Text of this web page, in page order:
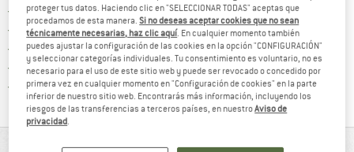
Porte pagado a partir de 69 € (ES)¡encuentre más
Derecho de devolución de 100 díasvaya a la política de
> 4 000 000 clientes satisfechos
Todos los artículos se encuentran en almacén
Protección del comprador de Trusted Shops¡toda la
proteger tus datos. Haciendo clic en "SELECCIONAR TODAS" aceptas que
procedamos de esta manera.Si no deseas aceptar cookies que no sean
técnicamente necesarias, haz clic aquí. En cualquier momento también
puedes ajustar la configuración de las cookies en la opción "CONFIGURACIÓN"
y seleccionar categorías individuales. Tu consentimiento es voluntario, no es
necesario para el uso de este sitio web y puede ser revocado o concedido por
primera vez en cualquier momento en "Configuración de cookies" en la parte
inferior de nuestro sitio web. Encontrarás más información, incluyendo los
riesgos de las transferencias a terceros países, en nuestroAviso de
privacidad